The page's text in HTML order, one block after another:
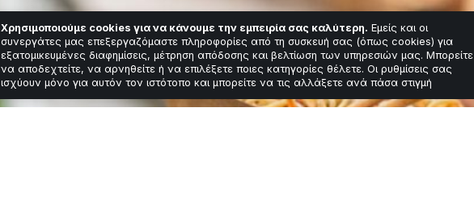
Χρησιμοποιούμε cookies για να κάνουμε την εμπειρία σας καλύτερη. Εμείς και οι
συνεργάτες μας επεξεργαζόμαστε πληροφορίες από τη συσκευή σας (όπως cookies) για
εξατομικευμένες διαφημίσεις, μέτρηση απόδοσης και βελτίωση των υπηρεσιών μας. Μπορείτε
να αποδεχτείτε, να αρνηθείτε ή να επιλέξετε ποιες κατηγορίες θέλετε. Οι ρυθμίσεις σας
ισχύουν μόνο για αυτόν τον ιστότοπο και μπορείτε να τις αλλάξετε ανά πάσα στιγμή